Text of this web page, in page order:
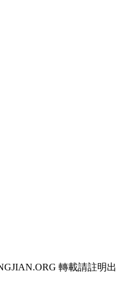
轉載請註明出